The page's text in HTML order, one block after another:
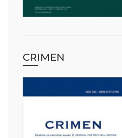
CRIMEN